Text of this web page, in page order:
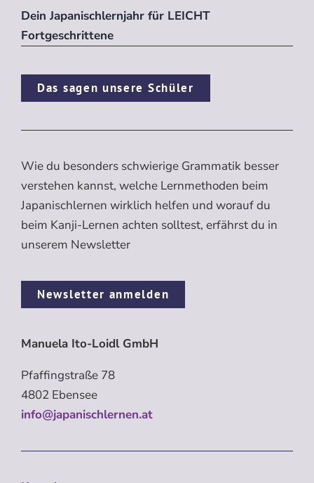
Dein Japanischlernjahr für LEICHT
Fortgeschrittene
Das sagen unsere Schüler
Wie du besonders schwierige Grammatik besser
verstehen kannst, welche Lernmethoden beim
Japanischlernen wirklich helfen und worauf du
beim Kanji-Lernen achten solltest, erfährst du in
unserem Newsletter
Newsletter anmelden
Manuela Ito-Loidl GmbH
Pfaffingstraße 78
4802 Ebensee
info@japanischlernen.at